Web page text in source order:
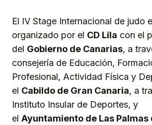
El IV Stage Internacional de judo
organizado por el CD Lila con el
del Gobierno de Canarias, a
consejería de Educación,
Profesional, Actividad Física y
el Cabildo de Gran Canaria, a
Instituto Insular de Deportes, y
el Ayuntamiento de Las Palmas